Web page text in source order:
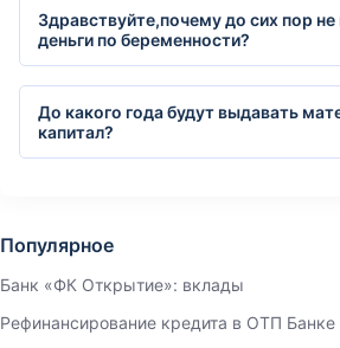
Здравствуйте,почему до сих пор
деньги по беременности?
До какого года будут выдавать
капитал?
Популярное
Банк «ФК Открытие»: вклады
Рефинансирование кредита в ОТП Банке